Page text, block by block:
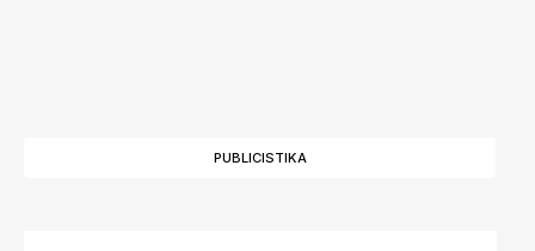
PUBLICISTIKA